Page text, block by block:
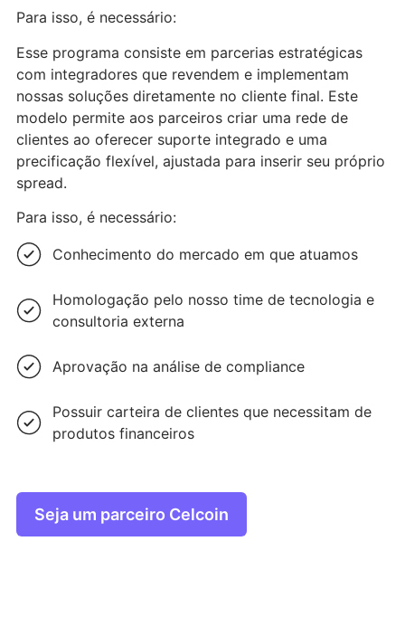
Para isso, é necessário:
Esse programa consiste em parcerias estratégicas
com integradores que revendem e implementam
nossas soluções diretamente no cliente final. Este
modelo permite aos parceiros criar uma rede de
clientes ao oferecer suporte integrado e uma
precificação flexível, ajustada para inserir seu próprio
spread.
Para isso, é necessário:
Conhecimento do mercado em que atuamos
Homologação pelo nosso time de tecnologia e
consultoria externa
Aprovação na análise de compliance
Possuir carteira de clientes que necessitam de
produtos financeiros
Seja um parceiro Celcoin